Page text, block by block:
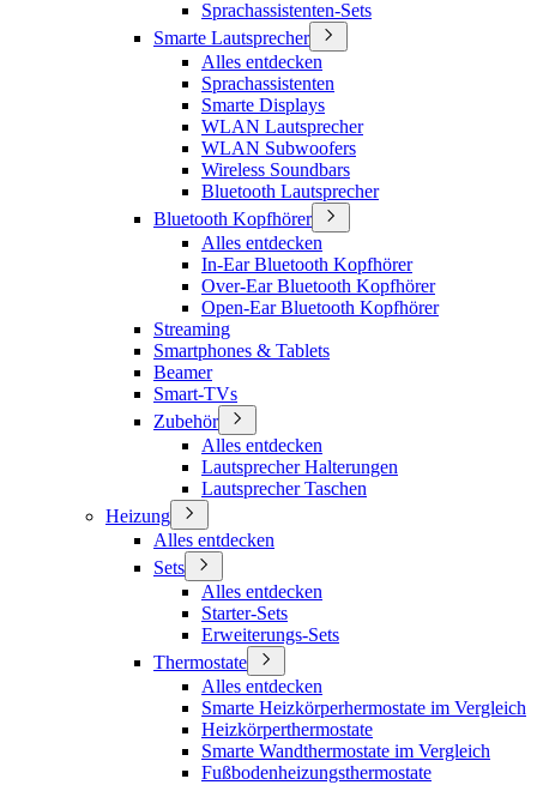
Sprachassistenten-Sets
Smarte Lautsprecher
Alles entdecken
Sprachassistenten
Smarte Displays
WLAN Lautsprecher
WLAN Subwoofers
Wireless Soundbars
Bluetooth Lautsprecher
Bluetooth Kopfhörer
Alles entdecken
In-Ear Bluetooth Kopfhörer
Over-Ear Bluetooth Kopfhörer
Open-Ear Bluetooth Kopfhörer
Streaming
Smartphones & Tablets
Beamer
Smart-TVs
Zubehör
Alles entdecken
Lautsprecher Halterungen
Lautsprecher Taschen
Heizung
Alles entdecken
Sets
Alles entdecken
Starter-Sets
Erweiterungs-Sets
Thermostate
Alles entdecken
Smarte Heizkörperhermostate im Vergleich
Heizkörperthermostate
Smarte Wandthermostate im Vergleich
Fußbodenheizungsthermostate